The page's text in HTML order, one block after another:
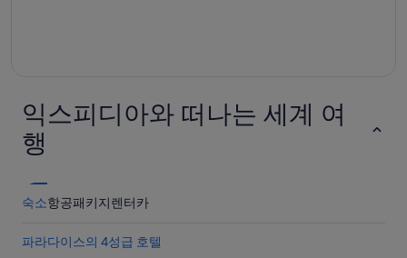
익스피디아와 떠나는 세계 여
행
숙소항공패키지렌터카
파라다이스의 4성급 호텔